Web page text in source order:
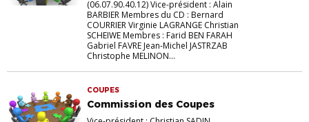
(06.07.90.40.12) Vice-président : Alain
BARBIER Membres du CD : Bernard
COURRIER Virginie LAGRANGE Christian
SCHEIWE Membres : Farid BEN FARAH
Gabriel FAVRE Jean-Michel JASTRZAB
Christophe MELINON...
COUPES
Commission des Coupes